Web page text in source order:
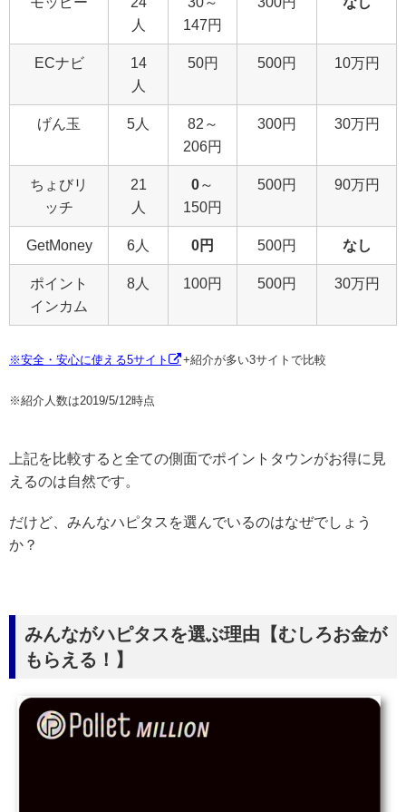
人
147円
ECナビ
14
人
50円 500円 10万円
げん玉 5人
82～
206円
300円 30万円
ちょびリ
ッチ
21
人
0～
150円
500円 90万円
GetMoney 6人 0円 500円 なし
ポイント
インカム
8人 100円 500円 30万円
※安全・安心に使える5サイト +紹介が多い3サイトで比較
※紹介人数は2019/5/12時点
上記を比較すると全ての側面でポイントタウンがお得に見
えるのは自然です。
だけど、みんなハピタスを選んでいるのはなぜでしょう
か？
みんながハピタスを選ぶ理由【むしろお金が
もらえる！】